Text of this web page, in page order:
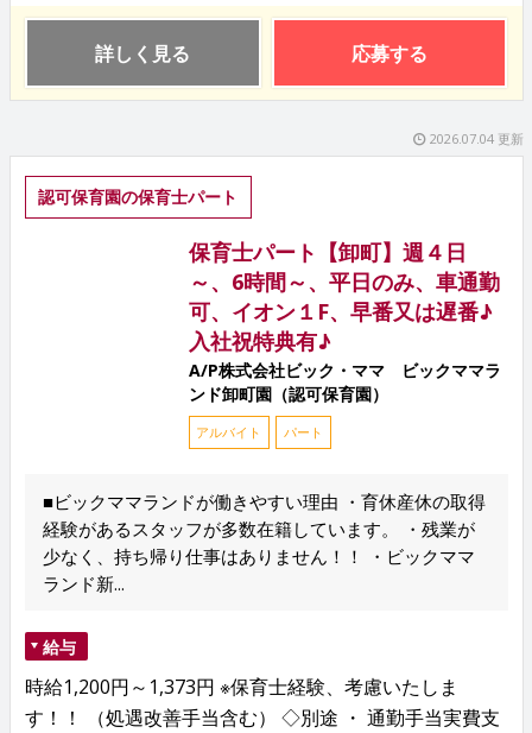
詳しく見る 応募する
2026.07.04 更新
認可保育園の保育士パート
保育士パート【卸町】週４日
～、6時間～、平日のみ、車通勤
可、イオン１F、早番又は遅番♪
入社祝特典有♪
A/P株式会社ビック・ママ ビックママラ
ンド卸町園（認可保育園）
アルバイト パート
■ビックママランドが働きやすい理由 ・育休産休の取得
経験があるスタッフが多数在籍しています。 ・残業が
少なく、持ち帰り仕事はありません！！ ・ビックママ
ランド新...
給与
時給1,200円～1,373円 ※保育士経験、考慮いたしま
す！！ （処遇改善手当含む） ◇別途 ・ 通勤手当実費支